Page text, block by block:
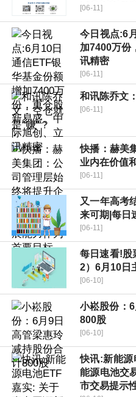
[06-11]
今日视点:6
加7400万份
讯精密
[06-11]
和讯陈乔文
[06-11]
快播：赫美
业内在价值
[06-11]
又一年高考
来可期|每日
[06-11]
每日速看!股
2）6月10日
[06-10]
小崧股份：
800股
[06-10]
快讯:新能源
能源电池交
市交易提示